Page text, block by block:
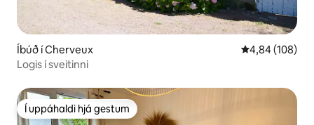
Íbúð í Cherveux 4,84 af 5 í
4,84 (108)
Logis í sveitinni
Í uppáhaldi hjá gestum
Í uppáhaldi hjá gestum